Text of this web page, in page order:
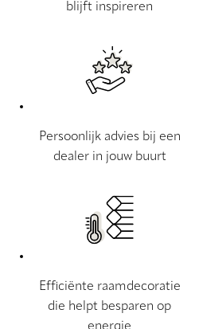
blijft inspireren
Persoonlijk advies bij een
dealer in jouw buurt
Efficiënte raamdecoratie
die helpt besparen op